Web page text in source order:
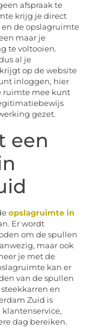
afspraak te
krijg je direct
en de opslagruimte
maar je
te voltooien.
al je
op de website
inloggen, hier
ruimte mee kunt
gezet.
een
opslagruimte in
Er wordt
om de spullen
maar ook
je met de
kan er
van de spullen
en
Zuid is
dag bereiken.